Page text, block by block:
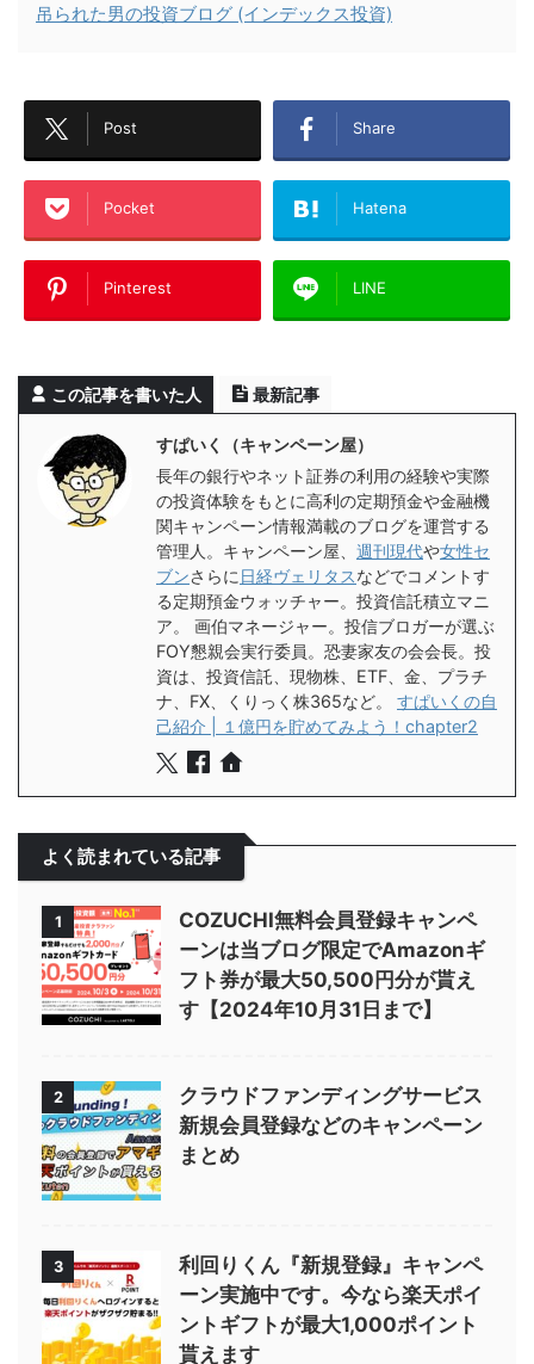
吊られた男の投資ブログ (インデックス投資)
Post Share
Pocket Hatena
Pinterest LINE
この記事を書いた人 最新記事
すぱいく（キャンペーン屋）
長年の銀行やネット証券の利用の経験や実際
の投資体験をもとに高利の定期預金や金融機
関キャンペーン情報満載のブログを運営する
管理人。キャンペーン屋、 週刊現代や女性セ
ブンさらに 日経ヴェリタスなどでコメントす
る定期預金ウォッチャー。投資信託積立マニ
ア。 画伯マネージャー。投信ブロガーが選ぶ
FOY懇親会実行委員。恐妻家友の会会長。投
資は、投資信託、現物株、ETF、金、プラチ
ナ、FX、くりっく株365など。 すぱいくの自
己紹介 | １億円を貯めてみよう！chapter2
よく読まれている記事
1
COZUCHI無料会員登録キャンペ
ーンは当ブログ限定でAmazonギ
フト券が最大50,500円分が貰え
す【2024年10月31日まで】
2
クラウドファンディングサービス
新規会員登録などのキャンペーン
まとめ
3
利回りくん『新規登録』キャンペ
ーン実施中です。今なら楽天ポイ
ントギフトが最大1,000ポイント
貰えます